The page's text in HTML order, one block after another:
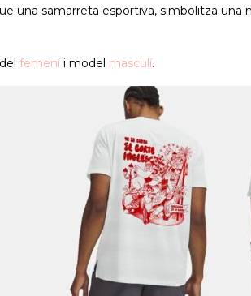
una samarreta esportiva, simbolitza una
femeníi model masculí.